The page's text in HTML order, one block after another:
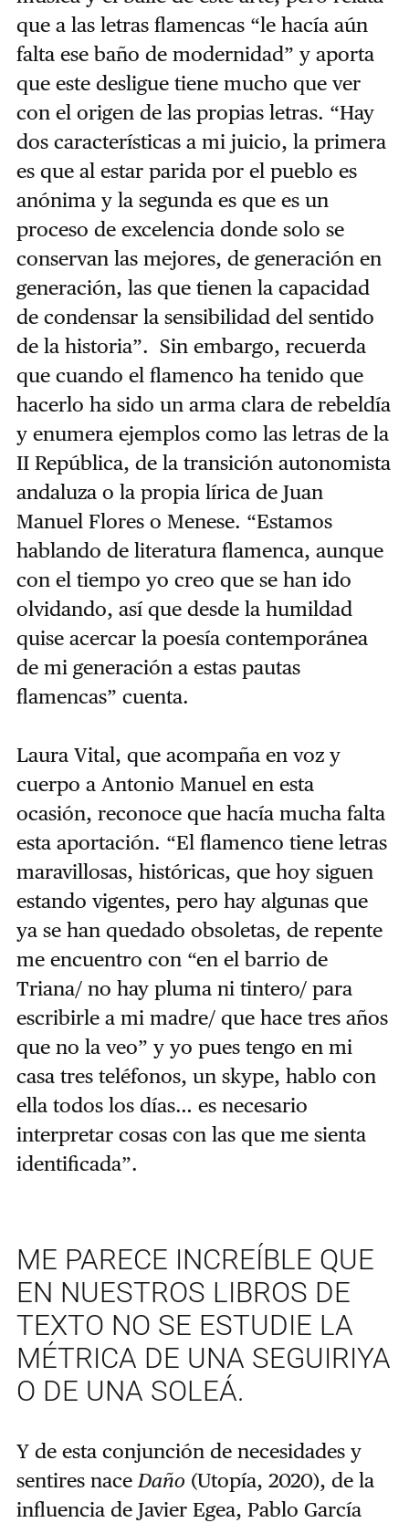
que a las letras flamencas “le hacía aún
falta ese baño de modernidad” y aporta
que este desligue tiene mucho que ver
con el origen de las propias letras. “Hay
dos características a mi juicio, la primera
es que al estar parida por el pueblo es
anónima y la segunda es que es un
proceso de excelencia donde solo se
conservan las mejores, de generación en
generación, las que tienen la capacidad
de condensar la sensibilidad del sentido
de la historia”. Sin embargo, recuerda
que cuando el flamenco ha tenido que
hacerlo ha sido un arma clara de rebeldía
y enumera ejemplos como las letras de la
II República, de la transición autonomista
andaluza o la propia lírica de Juan
Manuel Flores o Menese. “Estamos
hablando de literatura flamenca, aunque
con el tiempo yo creo que se han ido
olvidando, así que desde la humildad
quise acercar la poesía contemporánea
de mi generación a estas pautas
flamencas” cuenta.
Laura Vital, que acompaña en voz y
cuerpo a Antonio Manuel en esta
ocasión, reconoce que hacía mucha falta
esta aportación. “El flamenco tiene letras
maravillosas, históricas, que hoy siguen
estando vigentes, pero hay algunas que
ya se han quedado obsoletas, de repente
me encuentro con “en el barrio de
Triana/ no hay pluma ni tintero/ para
escribirle a mi madre/ que hace tres años
que no la veo” y yo pues tengo en mi
casa tres teléfonos, un skype, hablo con
ella todos los días… es necesario
interpretar cosas con las que me sienta
identificada”.
ME PARECE INCREÍBLE QUE
EN NUESTROS LIBROS DE
TEXTO NO SE ESTUDIE LA
MÉTRICA DE UNA SEGUIRIYA
O DE UNA SOLEÁ.
Y de esta conjunción de necesidades y
sentires naceDaño (Utopía, 2020), de la
influencia de Javier Egea, Pablo García